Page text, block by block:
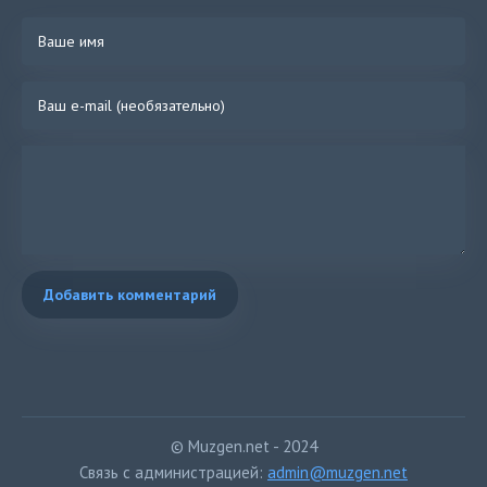
Добавить комментарий
© Muzgen.net - 2024
Связь с администрацией: admin@muzgen.net